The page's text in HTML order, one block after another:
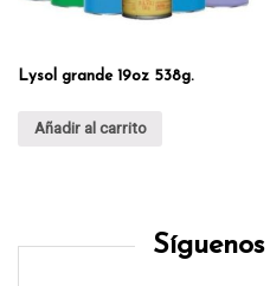
Lysol grande 19oz 538g.
Añadir al carrito